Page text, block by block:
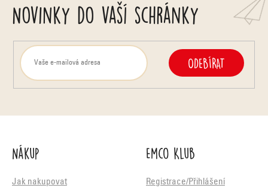
Novinky do vaší schránky
ODEBÍRAT
Nákup
Jak nakupovat
Emco Klub
Registrace/Přihlášení